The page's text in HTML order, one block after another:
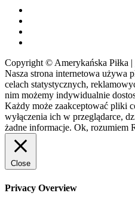
Copyright © Amerykańska Piłka |
Nasza strona internetowa używa
celach statystycznych,
nim możemy indywidualnie
Każdy może zaakceptować pliki
wyłączenia ich w przeglądarce,
żadne informacje. Ok, rozumiem
Close
Privacy Overview